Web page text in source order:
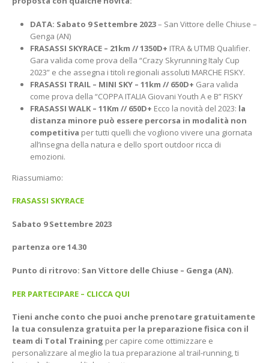
DATA: Sabato 9 Settembre 2023– San Vittore delle Chiuse –
Genga (AN)
FRASASSI SKYRACE – 21km // 1350D+ ITRA & UTMB Qualifier.
Gara valida come prova della “Crazy Skyrunning Italy Cup
2023” e che assegna i titoli regionali assoluti MARCHE FISKY.
FRASASSI TRAIL – MINI SKY – 11km // 650D+ Gara valida
come prova della “COPPA ITALIA Giovani Youth A e B” FISKY
FRASASSI WALK – 11Km // 650D+ Ecco la novità del 2023: la
distanza minore può essere percorsa in modalità non
competitiva per tutti quelli che vogliono vivere una giornata
all’insegna della natura e dello sport outdoor ricca di
emozioni.
Riassumiamo:
FRASASSI SKYRACE
Sabato 9 Settembre 2023
partenza ore 14.30
Punto di ritrovo: San Vittore delle Chiuse – Genga (AN).
PER PARTECIPARE – CLICCA QUI
Tieni anche conto che puoi anche prenotare gratuitamente
la tua consulenza gratuita per la preparazione fisica con il
team di Total Training per capire come ottimizzare e
personalizzare al meglio la tua preparazione al trail-running, ti